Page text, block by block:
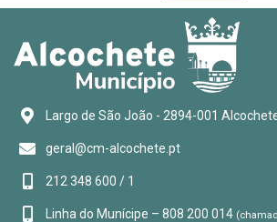
Largo de São João - 2894-001
geral@cm-alcochete.pt
212 348 600 / 1
Linha do Munícipe – 808 200 014